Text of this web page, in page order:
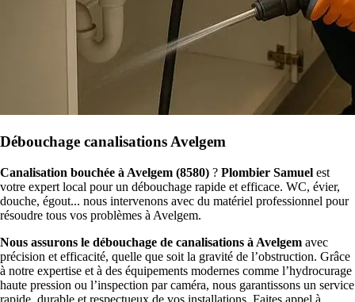
Débouchage canalisations Avelgem
Canalisation bouchée à Avelgem (8580) ? Plombier Samuel est
votre expert local pour un débouchage rapide et efficace. WC, évier,
douche, égout... nous intervenons avec du matériel professionnel pour
résoudre tous vos problèmes à Avelgem.
Nous assurons le débouchage de canalisations à Avelgem avec
précision et efficacité, quelle que soit la gravité de l’obstruction. Grâce
à notre expertise et à des équipements modernes comme l’hydrocurage
haute pression ou l’inspection par caméra, nous garantissons un service
rapide, durable et respectueux de vos installations. Faites appel à